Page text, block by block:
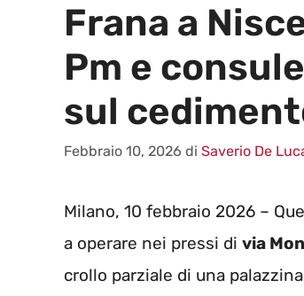
Frana a
Pm e
sul
Febbraio 10, 2026 di Saverio De
Milano, 10 febbraio 2026 –
a operare nei pressi di via
crollo parziale di una